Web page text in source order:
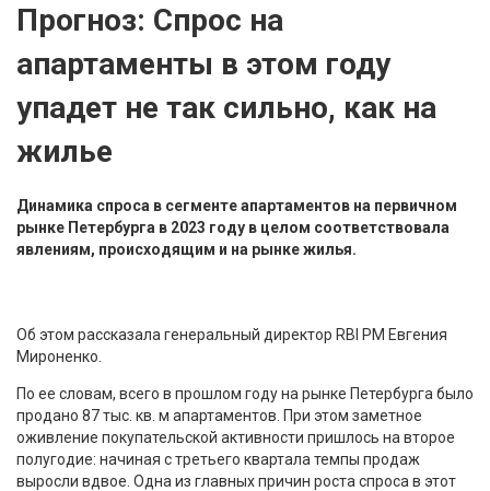
Прогноз: Спрос на
апартаменты в этом году
упадет не так сильно, как на
жилье
Динамика спроса в сегменте апартаментов на первичном
рынке Петербурга в 2023 году в целом соответствовала
явлениям, происходящим и на рынке жилья.
Об этом рассказала генеральный директор RBI PM Евгения
Мироненко.
По ее словам, всего в прошлом году на рынке Петербурга было
продано 87 тыс. кв. м апартаментов. При этом заметное
оживление покупательской активности пришлось на второе
полугодие: начиная с третьего квартала темпы продаж
выросли вдвое. Одна из главных причин роста спроса в этот